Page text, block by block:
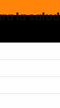
la salud